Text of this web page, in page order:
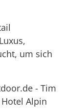
um sich